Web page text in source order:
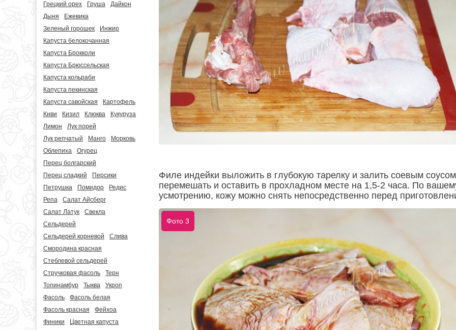
Грецкий орех
Груша
Дайкон
Дыня
Ежевика
Зеленый горошек
Инжир
Капуста белокочанная
Капуста Брокколи
Капуста Брюссельская
Капуста кольраби
Капуста пекинская
Капуста савойская
Картофель
Киви
Кизил Клюква
Кукуруза
Лимон
Лук порей
Лук репчатый
Манго
Морковь
Облепиха
Огурец
Перец болгарский
Перец сладкий
Персики
Петрушка
Помидор
Редис
Репа
Салат Айсберг
Салат Латук
Свекла
Сельдерей
Сельдерей корневой
Слива
Смородина красная
Стеблевой сельдерей
Стручковая фасоль
Терн
Топинамбур
Тыква
Укроп
Фасоль
Фасоль белая
Фасоль красная
Фейхоа
Финики
Цветная капуста
Филе индейки выложить в глубокую тарелку и залить соевым
перемешать и оставить в прохладном месте на 1,5-2 часа. По
усмотрению, кожу можно снять непосредственно перед
Фото 3